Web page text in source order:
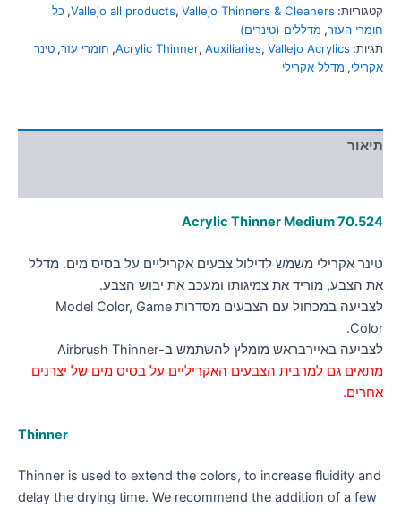
קטגוריות:
Vallejo all products, Vallejo Thinners & Cleaners
, כל
חומרי העזר, מדללים (טינרים)
תגיות:
Acrylic Thinner, Auxiliaries, Vallejo Acrylics
, חומרי עזר, טינר
אקרילי, מדלל אקרילי
תיאור
Acrylic Thinner Medium 70.524
טינר אקרילי משמש לדילול צבעים אקריליים על בסיס מים. מדלל
את הצבע, מוריד את צמיגותו ומעכב את יבוש הצבע.
לצביעה במכחול עם הצבעים מסדרות Model Color, Game
Color.
לצביעה באיירבראש מומלץ להשתמש ב-Airbrush Thinner
מתאים גם למרבית הצבעים האקריליים על בסיס מים של יצרנים
אחרים.
Thinner
Thinner is used to extend the colors, to increase fluidity and
delay the drying time. We recommend the addition of a few